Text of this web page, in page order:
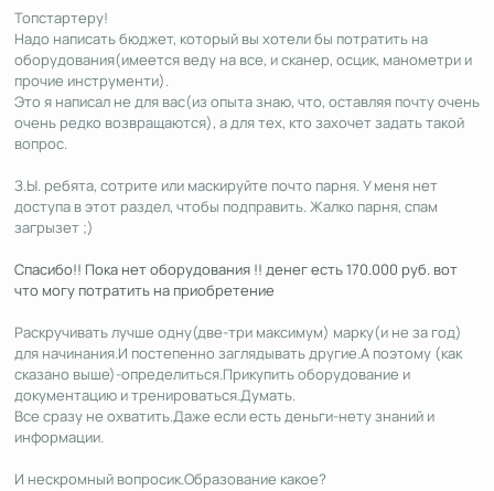
Топстартеру!
Надо написать бюджет, который вы хотели бы потратить на
оборудования(имеется веду на все, и сканер, осцик, манометри и
прочие инструменти).
Это я написал не для вас(из опыта знаю, что, оставляя почту очень
очень редко возвращаются), а для тех, кто захочет задать такой
вопрос.
З.Ы. ребята, сотрите или маскируйте почто парня. У меня нет
доступа в этот раздел, чтобы подправить. Жалко парня, спам
загрызет ;)
Спасибо!! Пока нет оборудования !! денег есть 170.000 руб. вот
что могу потратить на приобретение
Раскручивать лучше одну(две-три максимум) марку(и не за год)
для начинания.И постепенно заглядывать другие.А поэтому (как
сказано выше)-определиться.Прикупить оборудование и
документацию и тренироваться.Думать.
Все сразу не охватить.Даже если есть деньги-нету знаний и
информации.
И нескромный вопросик.Образование какое?